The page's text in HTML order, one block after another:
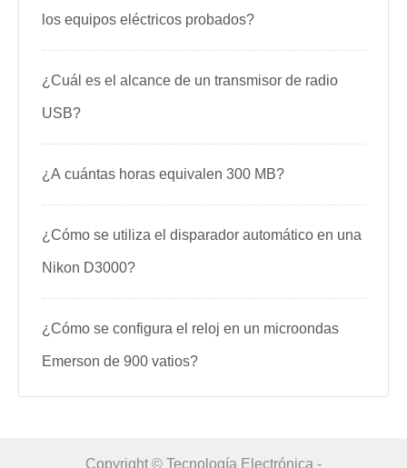
los equipos eléctricos probados?
¿Cuál es el alcance de un transmisor de radio
USB?
¿A cuántas horas equivalen 300 MB?
¿Cómo se utiliza el disparador automático en una
Nikon D3000?
¿Cómo se configura el reloj en un microondas
Emerson de 900 vatios?
Copyright © Tecnología Electrónica -